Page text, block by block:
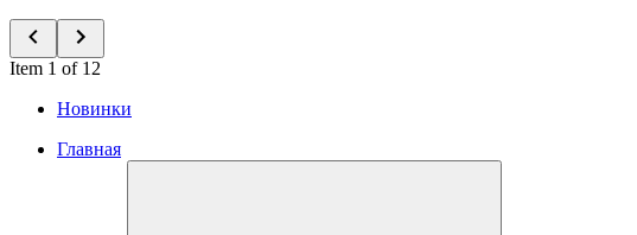
Item 1 of 12
Новинки
Главная